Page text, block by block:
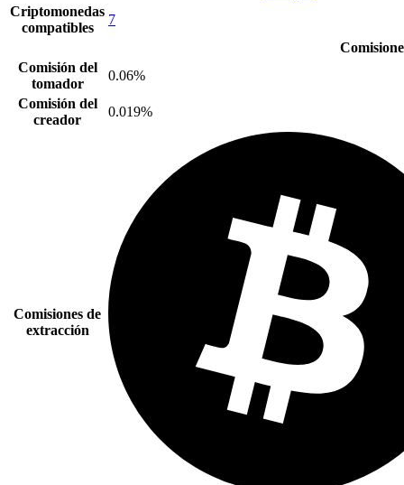
Criptomonedas
compatibles
7
Comisión del
tomador
0.06%
Comisión del
creador
0.019%
Comisiones de
extracción